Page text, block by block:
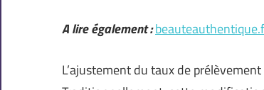
A lire également :
L’ajustement du taux de